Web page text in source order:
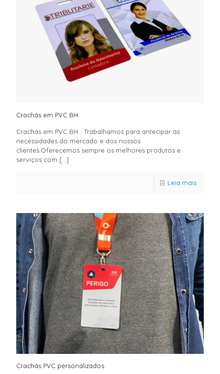
Crachás em PVC BH
Crachás em PVC BH Trabalhamos para antecipar às
necessidades do mercado e dos nossos
clientes.Oferecemos sempre os melhores produtos e
serviços com […]
Leia mais
Crachás PVC personalizados